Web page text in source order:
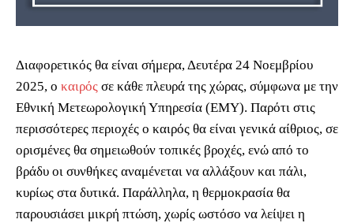
Διαφορετικός θα είναι σήμερα, Δευτέρα 24 Νοεμβρίου
2025, ο καιρός σε κάθε πλευρά της χώρας, σύμφωνα με την
Εθνική Μετεωρολογική Υπηρεσία (ΕΜΥ). Παρότι στις
περισσότερες περιοχές ο καιρός θα είναι γενικά αίθριος, σε
ορισμένες θα σημειωθούν τοπικές βροχές, ενώ από το
βράδυ οι συνθήκες αναμένεται να αλλάξουν και πάλι,
κυρίως στα δυτικά. Παράλληλα, η θερμοκρασία θα
παρουσιάσει μικρή πτώση, χωρίς ωστόσο να λείψει η